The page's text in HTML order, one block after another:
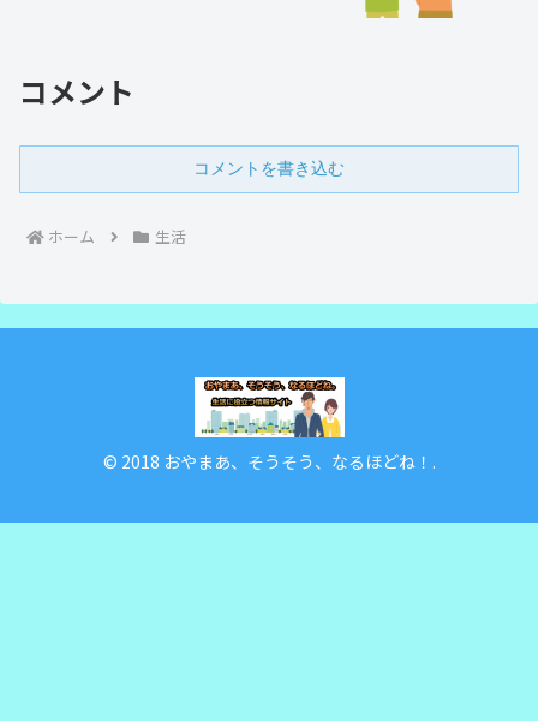
コメント
コメントを書き込む
ホーム 生活
© 2018 おやまあ、そうそう、なるほどね！.